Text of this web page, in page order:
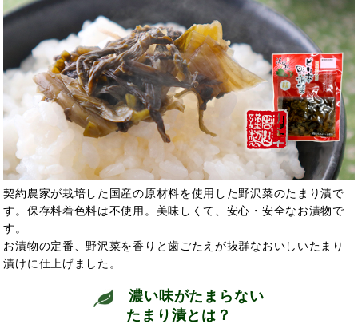
契約農家が栽培した国産の原材料を使用した野沢菜のたまり漬で
す。保存料着色料は不使用。美味しくて、安心・安全なお漬物で
す。
お漬物の定番、野沢菜を香りと歯ごたえが抜群なおいしいたまり
漬けに仕上げました。
濃い味がたまらない
たまり漬とは？